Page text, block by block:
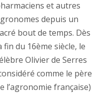
et autres
depuis un
bout de temps. Dès
fin du 16ème siècle, le
Olivier de Serres
comme le père
l’agronomie française)